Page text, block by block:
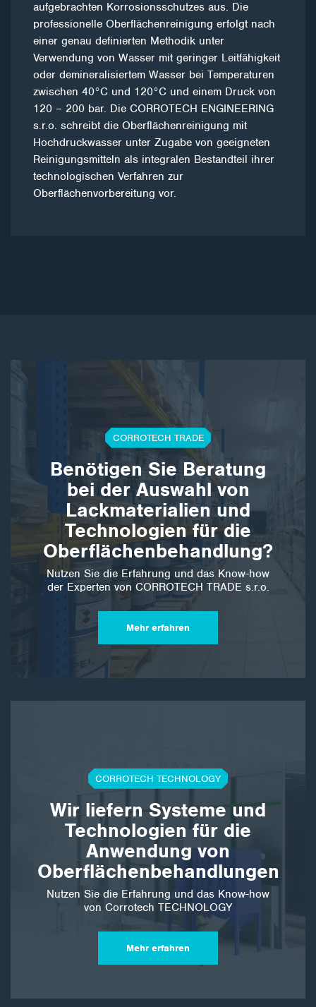
aufgebrachten Korrosionsschutzes aus. Die
professionelle Oberflächenreinigung erfolgt nach
einer genau definierten Methodik unter
Verwendung von Wasser mit geringer Leitfähigkeit
oder demineralisiertem Wasser bei Temperaturen
zwischen 40°C und 120°C und einem Druck von
120 – 200 bar. Die CORROTECH ENGINEERING
s.r.o. schreibt die Oberflächenreinigung mit
Hochdruckwasser unter Zugabe von geeigneten
Reinigungsmitteln als integralen Bestandteil ihrer
technologischen Verfahren zur
Oberflächenvorbereitung vor.
CORROTECH TRADE
Benötigen Sie Beratung
bei der Auswahl von
Lackmaterialien und
Technologien für die
Oberflächenbehandlung?
Nutzen Sie die Erfahrung und das Know-how
der Experten von CORROTECH TRADE s.r.o.
Mehr erfahren
CORROTECH TECHNOLOGY
Wir liefern Systeme und
Technologien für die
Anwendung von
Oberflächenbehandlungen
Nutzen Sie die Erfahrung und das Know-how
von Corrotech TECHNOLOGY
Mehr erfahren